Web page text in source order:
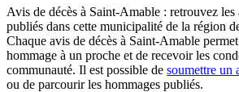
Par région
Par ville
Maisons funéraires
Avis de décès à Saint-Amable : retrouvez les
publiés dans cette municipalité de la région
Chaque avis de décès à Saint-Amable
hommage à un proche et de recevoir les
communauté. Il est possible de soumettre un
ou de parcourir les hommages publiés.